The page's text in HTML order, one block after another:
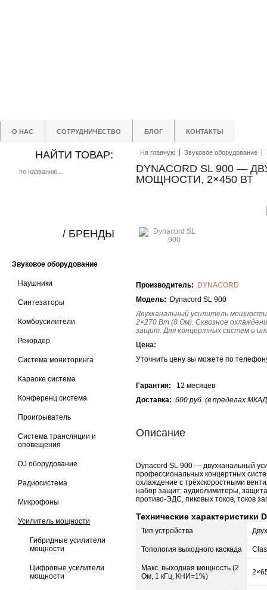
О НАС СОТРУДНИЧЕСТВО БЛОГ КОНТАКТЫ
НАЙТИ ТОВАР:
Звуковое оборудование
Наушники
Синтезаторы
Комбоусилители
Рекордер
Система мониторинга
Караоке система
Конференц система
Проигрыватель
Система трансляции и
оповещения
DJ оборудование
Радиосистема
Микрофоны
Усилитель мощности
Гибридные усилители
мощности
Цифровые усилители
мощности
/ БРЕНДЫ
На главную Звуковое оборудование
DYNACORD SL 900 —
МОЩНОСТИ, 2×450 ВТ
Производитель:
DYNACORD
Модель: Dynacord SL 900
Двухканальный усилитель
2×270 Вт (8 Ом). Сквозное
защит. Для концертных систем и
Цена:
Уточнить цену вы можете по
Гарантия: 12 месяцев
Доставка: 600 руб. (в пределах
Описание
Dynacord SL 900 — двухканальный
профессиональных концертных
охлаждение с трёхскоростными
набор защит: аудиолимитеры,
противо-ЭДС, пиковых токов, токов
Технические характеристики
Тип устройства
Топология выходного каскада
Макс. выходная мощность (2
Ом, 1 кГц, КНИ=1%)